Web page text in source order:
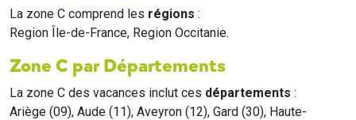
La zone C comprend les régions :
Region Île-de-France, Region Occitanie.
Zone C par Départements
La zone C des vacances inclut ces départements :
Ariège (09), Aude (11), Aveyron (12), Gard (30), Haute-